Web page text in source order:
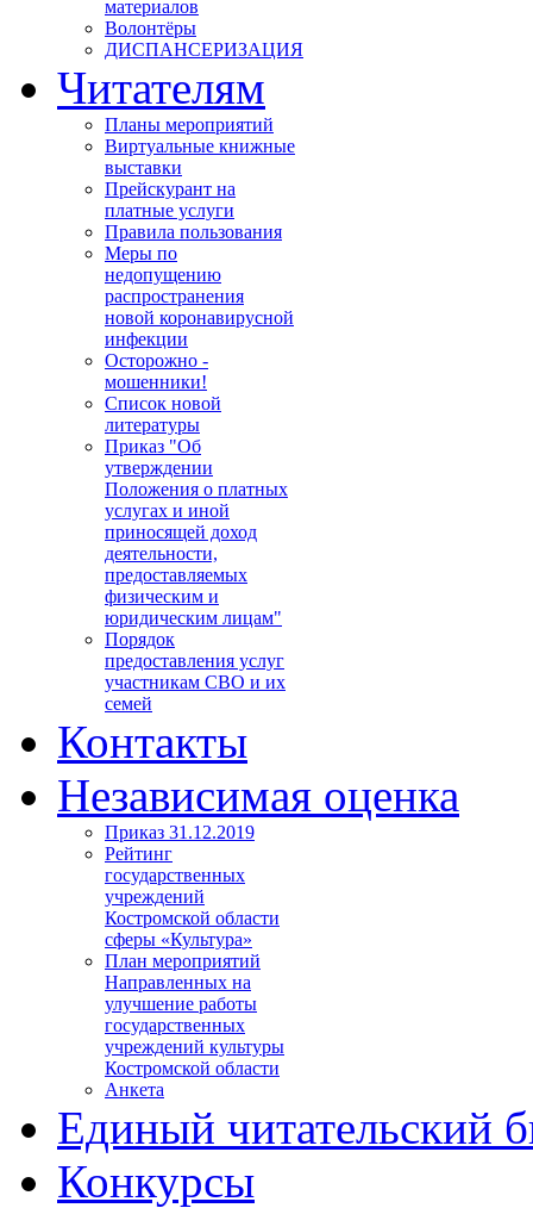
материалов
Волонтёры
ДИСПАНСЕРИЗАЦИЯ
Читателям
Планы мероприятий
Виртуальные книжные
выставки
Прейскурант на
платные услуги
Правила пользования
Меры по
недопущению
распространения
новой коронавирусной
инфекции
Осторожно -
мошенники!
Список новой
литературы
Приказ "Об
утверждении
Положения о платных
услугах и иной
приносящей доход
деятельности,
предоставляемых
физическим и
юридическим лицам"
Порядок
предоставления услуг
участникам СВО и их
семей
Контакты
Независимая оценка
Приказ 31.12.2019
Рейтинг
государственных
учреждений
Костромской области
сферы «Культура»
План мероприятий
Направленных на
улучшение работы
государственных
учреждений культуры
Костромской области
Анкета
Единый читательский
Конкурсы